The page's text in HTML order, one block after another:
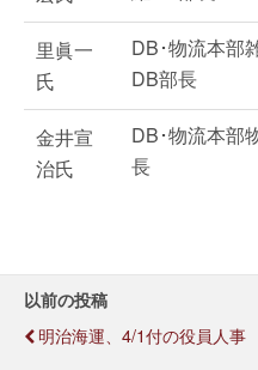
里眞一
氏
DB･物流本部
DB部長
金井宣
治氏
DB･物流本部
長
以前の投稿
明治海運、4/1付の役員人事